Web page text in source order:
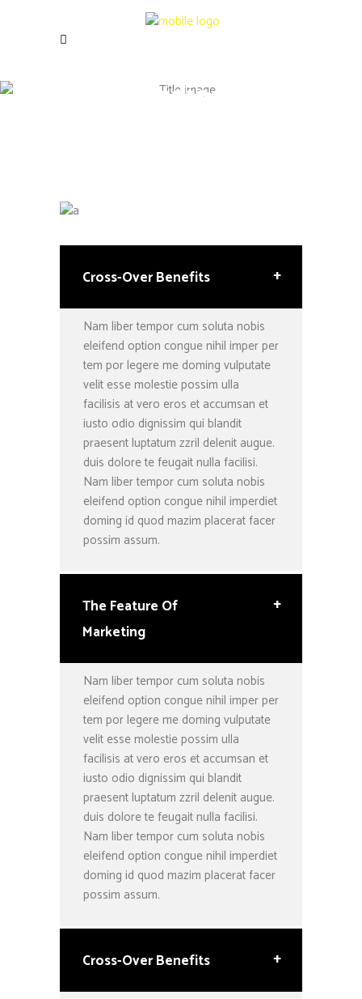
Accordions &
Cross-Over Benefits +
Nam liber tempor cum soluta nobis
eleifend option congue nihil imper per
tem por legere me doming vulputate
velit esse molestie possim ulla
facilisis at vero eros et accumsan et
iusto odio dignissim qui blandit
praesent luptatum zzril delenit augue.
duis dolore te feugait nulla facilisi.
Nam liber tempor cum soluta nobis
eleifend option congue nihil imperdiet
doming id quod mazim placerat facer
possim assum.
The Feature Of
Marketing
+
Nam liber tempor cum soluta nobis
eleifend option congue nihil imper per
tem por legere me doming vulputate
velit esse molestie possim ulla
facilisis at vero eros et accumsan et
iusto odio dignissim qui blandit
praesent luptatum zzril delenit augue.
duis dolore te feugait nulla facilisi.
Nam liber tempor cum soluta nobis
eleifend option congue nihil imperdiet
doming id quod mazim placerat facer
possim assum.
Cross-Over Benefits +